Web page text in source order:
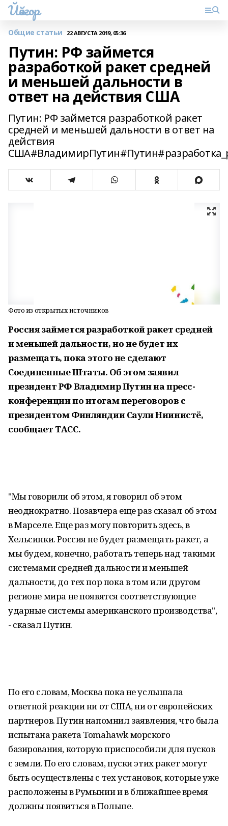
Йәйғор
Общие статьи 22 АВГУСТА 2019, 05:36
Путин: РФ займется
разработкой ракет средней
и меньшей дальности в
ответ на действия США
Путин: РФ займется разработкой ракет
средней и меньшей дальности в ответ на
действия
Фото из открытых источников
Россия займется разработкой ракет средней
и меньшей дальности, но не будет их
размещать, пока этого не сделают
Соединенные Штаты. Об этом заявил
президент РФ Владимир Путин на пресс-
конференции по итогам переговоров с
президентом Финляндии Саули Ниинистё,
сообщает ТАСС.
"Мы говорили об этом, я говорил об этом
неоднократно. Позавчера еще раз сказал об этом
в Марселе. Еще раз могу повторить здесь, в
Хельсинки. Россия не будет размещать ракет, а
мы будем, конечно, работать теперь над такими
системами средней дальности и меньшей
дальности, до тех пор пока в том или другом
регионе мира не появятся соответствующие
ударные системы американского производства",
- сказал Путин.
По его словам, Москва пока не услышала
ответной реакции ни от США, ни от европейских
партнеров. Путин напомнил заявления, что была
испытана ракета Tomahawk морского
базирования, которую приспособили для пусков
с земли. По его словам, пуски этих ракет могут
быть осуществлены с тех установок, которые уже
расположены в Румынии и в ближайшее время
должны появиться в Польше.